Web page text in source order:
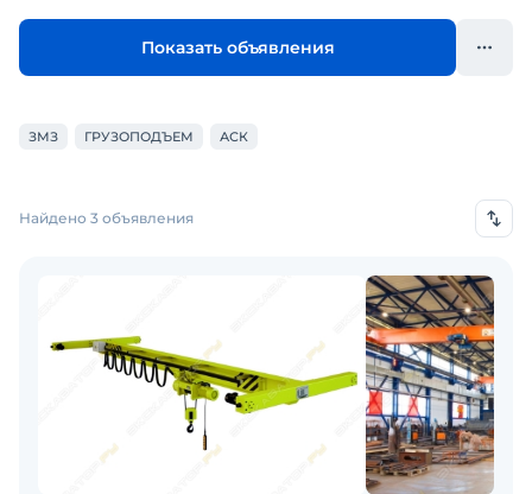
Показать объявления
ЗМЗ ГРУЗОПОДЪЕМ АСК
Найдено 3 объявления